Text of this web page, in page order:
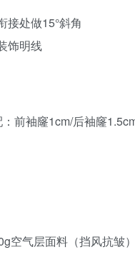
接处做15°斜角
饰明线
前袖窿1cm/后袖窿
空气层面料（挡风抗皱）